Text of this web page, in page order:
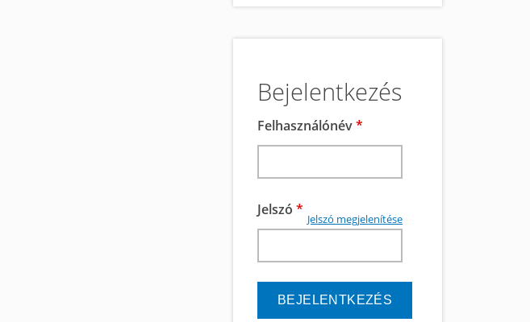
Bejelentkezés
Felhasználónév*
Jelszó *
Jelszó megjelenítése